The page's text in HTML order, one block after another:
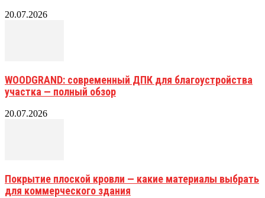
20.07.2026
WOODGRAND: современный ДПК для благоустройства
участка — полный обзор
20.07.2026
Покрытие плоской кровли — какие материалы выбрать
для коммерческого здания